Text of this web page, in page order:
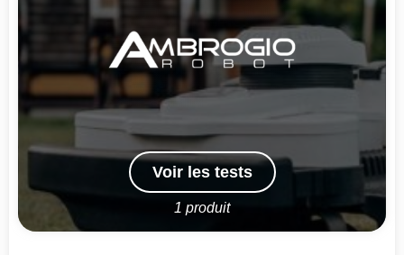
Voir les tests
1 produit